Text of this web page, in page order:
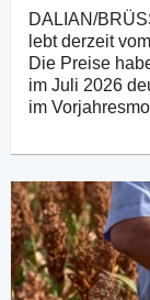
DALIAN/
lebt derzeit
Die Preise
im Juli 2026
im